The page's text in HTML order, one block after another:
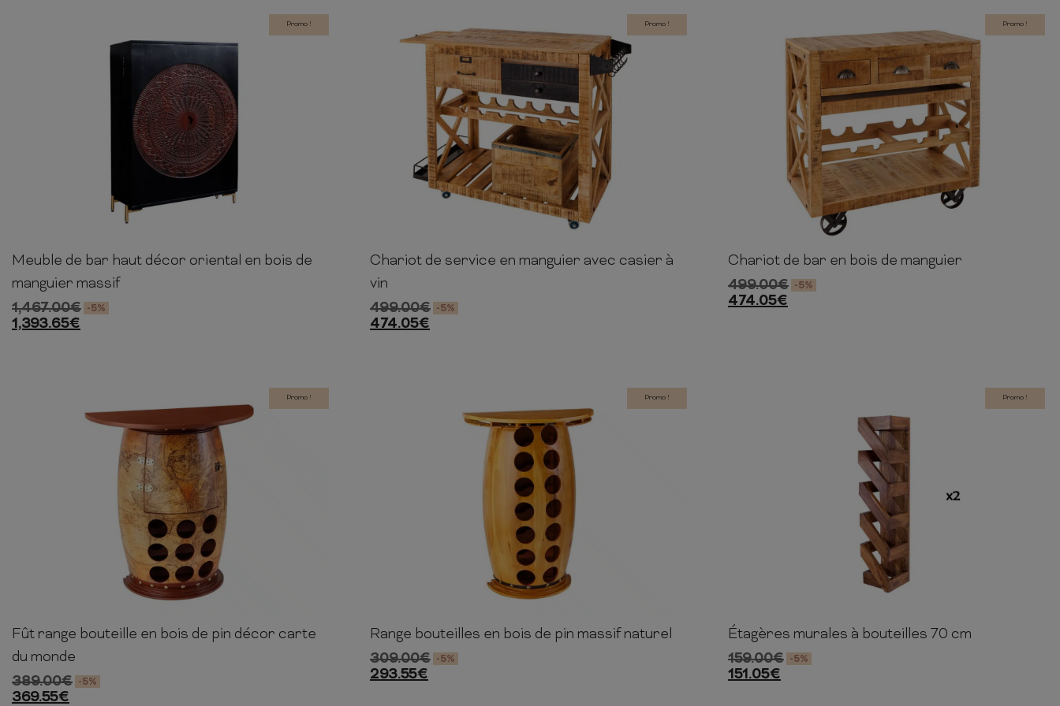
CHAMBRE COMPLÈTE
CHAMBRE COMPLÈTE
MEUBLE EN HÊTRE
Promo !
141cm 95cm 42cm
Meuble de bar haut décor oriental en bois de
manguier massif
1,467.00€ -5%
1,393.65€
Promo !
92cm 86cm 46cm
Chariot de service en manguier avec casier à
vin
499.00€ -5%
474.05€
Promo !
92cm 86cm
Chariot de bar en bois de manguier
499.00€ -5%
474.05€
Promo !
80cm 75cm 38cm
Fût range bouteille en bois de pin décor carte
du monde
389.00€ -5%
369.55€
Promo !
84cm 60cm 30cm
Range bouteilles en bois de pin massif naturel
309.00€ -5%
293.55€
Promo !
70cm 15cm
Étagères murales à bouteilles 70 cm
159.00€ -5%
151.05€